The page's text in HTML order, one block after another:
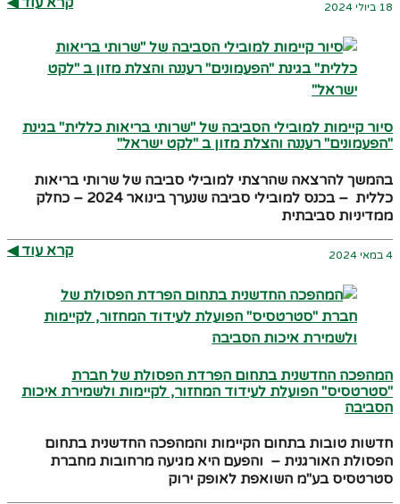
18 ביולי 2024
סיור קיימות למובילי הסביבה של "שרותי בריאות כללית" בגינת
"הפעמונים" רעננה והצלת מזון ב "לקט ישראל"
בהמשך להרצאה שהרצתי למובילי סביבה של שרותי בריאות
כללית – בכנס למובילי סביבה שנערך בינואר 2024 – כחלק
ממדיניות סביבתית
4 במאי 2024 קרא עוד ◀︎
המהפכה החדשנית בתחום הפרדת הפסולת של חברת
"סטרטסיס" הפועלת לעידוד המחזור, לקיימות ולשמירת איכות
הסביבה
חדשות טובות בתחום הקיימות והמהפכה החדשנית בתחום
הפסולת האורגנית – והפעם היא מגיעה מרחובות מחברת
סטרטסיס בע"מ השואפת לאופק ירוק